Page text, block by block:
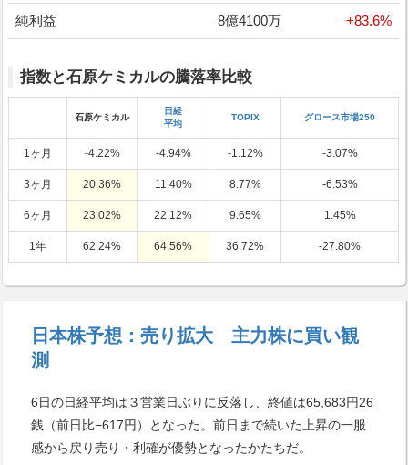
純利益 8億4100万 +83.6%
指数と石原ケミカルの騰落率比較
石原ケミカル
日経
平均
TOPIX グロース市場250
1ヶ月 -4.22% -4.94% -1.12% -3.07%
3ヶ月 20.36% 11.40% 8.77% -6.53%
6ヶ月 23.02% 22.12% 9.65% 1.45%
1年 62.24% 64.56% 36.72% -27.80%
日本株予想：売り拡大 主力株に買い観
測
6日の日経平均は３営業日ぶりに反落し、終値は65,683円26
銭（前日比−617円）となった。前日まで続いた上昇の一服
感から戻り売り・利確が優勢となったかたちだ。